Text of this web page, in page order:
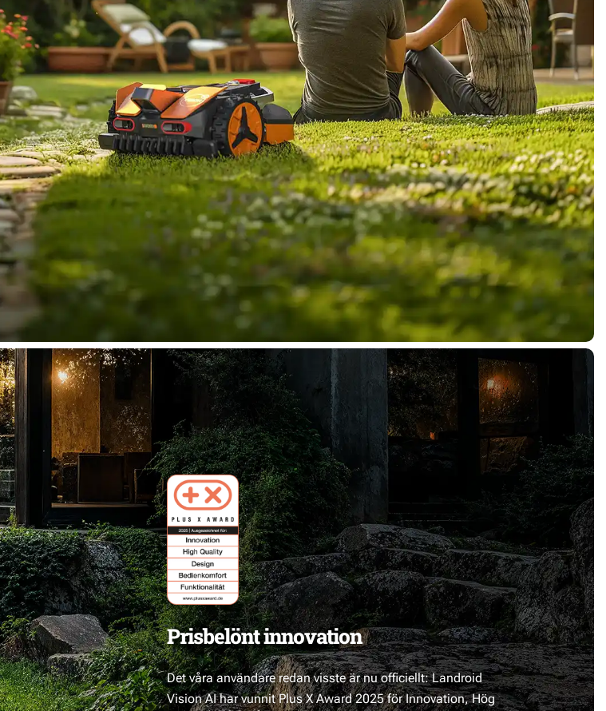
Prisbelönt innovation
Det våra användare redan visste är nu officiellt: Landroid
Vision AI har vunnit Plus X Award 2025 för Innovation, Hög